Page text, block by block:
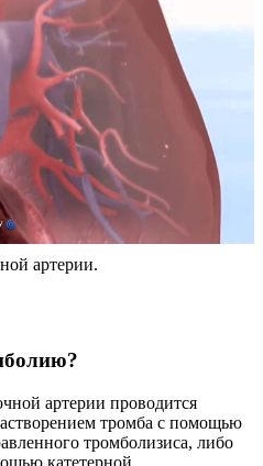
артерии.
артерии проводится
тромба с помощью
тромболизиса, либо
катетерной